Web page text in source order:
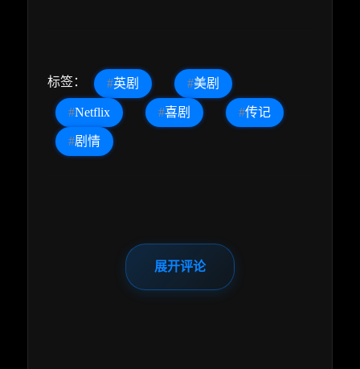
标签： #英剧 #美剧
#Netflix #喜剧 #传记
#剧情
展开评论